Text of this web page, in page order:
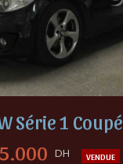
Série 1 Coupé
DH VENDUE